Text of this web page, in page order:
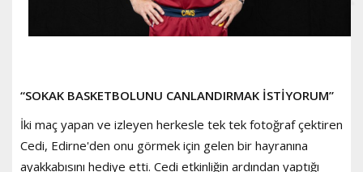
“SOKAK BASKETBOLUNU CANLANDIRMAK İSTİYORUM”
İki maç yapan ve izleyen herkesle tek tek fotoğraf çektiren
Cedi, Edirne'den onu görmek için gelen bir hayranına
ayakkabısını hediye etti. Cedi etkinliğin ardından yaptığı